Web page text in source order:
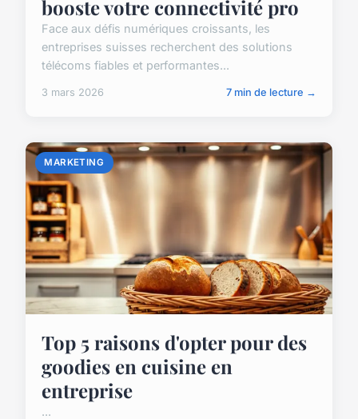
booste votre connectivité pro
Face aux défis numériques croissants, les
entreprises suisses recherchent des solutions
télécoms fiables et performantes...
3 mars 2026 7 min de lecture →
MARKETING
Top 5 raisons d'opter pour des
goodies en cuisine en
entreprise
...